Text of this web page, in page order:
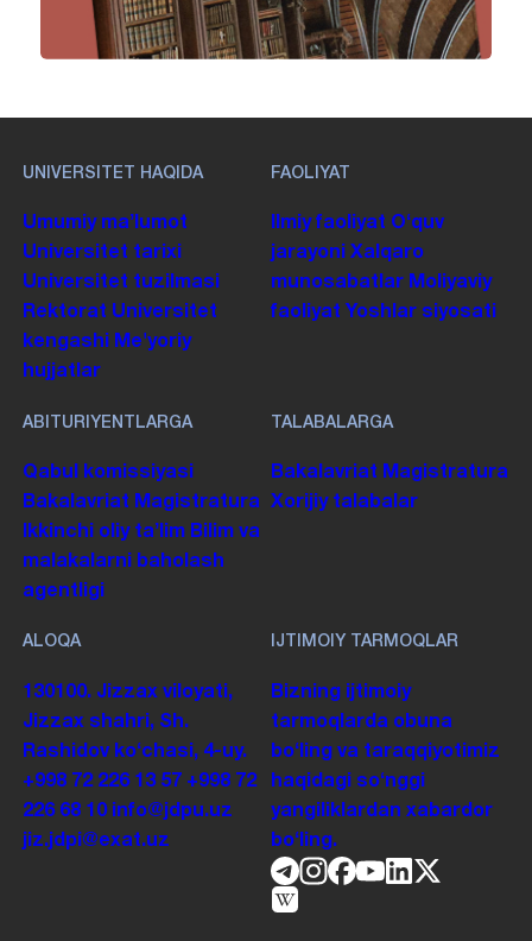
UNIVERSITET HAQIDA
Umumiy maʼlumot
Universitet tarixi
Universitet tuzilmasi
Rektorat Universitet
kengashi
Me'yoriy
hujjatlar
FAOLIYAT
Ilmiy faoliyat Oʻquv
jarayoni
Xalqaro
munosabatlar Moliyaviy
faoliyat Yoshlar siyosati
ABITURIYENTLARGA
Qabul komissiyasi
Bakalavriat Magistratura
Ikkinchi oliy taʼlim Bilim va
malakalarni baholash
agentligi
TALABALARGA
Bakalavriat Magistratura
Xorijiy talabalar
ALOQA
130100. Jizzax viloyati,
Jizzax shahri, Sh.
Rashidov koʻchasi, 4-uy.
+998 72 226 13 57 +998 72
226 68 10 info@jdpu.uz
jiz.jdpi@exat.uz
IJTIMOIY TARMOQLAR
Bizning ijtimoiy
tarmoqlarda obuna
boʻling va taraqqiyotimiz
haqidagi soʻnggi
yangiliklardan xabardor
boʻling.